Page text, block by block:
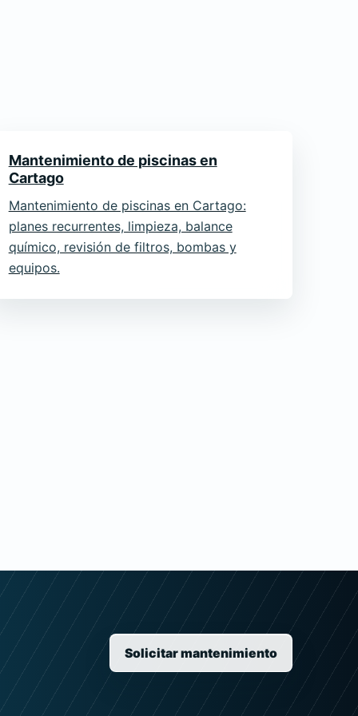
Mantenimiento de piscinas en
Cartago
Mantenimiento de piscinas en Cartago:
planes recurrentes, limpieza, balance
químico, revisión de filtros, bombas y
equipos.
Solicitar mantenimiento